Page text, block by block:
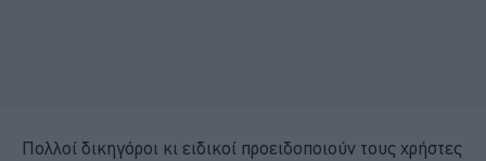
Πολλοί δικηγόροι κι ειδικοί προειδοποιούν τους χρήστες